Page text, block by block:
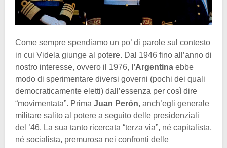
Come sempre spendiamo un po’ di parole sul contesto
in cui Videla giunge al potere. Dal 1946 fino all’anno di
nostro interesse, ovvero il 1976, l’Argentina ebbe
modo di sperimentare diversi governi (pochi dei quali
democraticamente eletti) dall’essenza per così dire
“movimentata”. Prima Juan Perón, anch’egli generale
militare salito al potere a seguito delle presidenziali
del ’46. La sua tanto ricercata “terza via”, né capitalista,
né socialista, premurosa nei confronti delle